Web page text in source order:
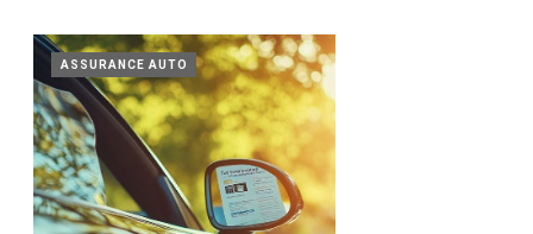
ASSURANCE AUTO